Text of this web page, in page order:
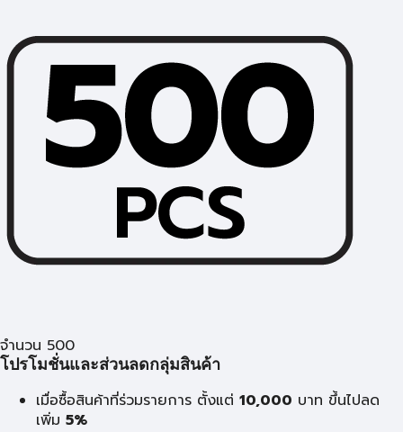
จำนวน 500
โปรโมชั่นและส่วนลดกลุ่มสินค้า
เมื่อซื้อสินค้าที่ร่วมรายการ ตั้งแต่ 10,000 บาท ขึ้นไปลด
เพิ่ม 5%